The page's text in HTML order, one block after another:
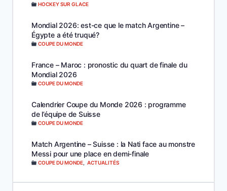
HOCKEY SUR GLACE
Mondial 2026: est-ce que le match Argentine –
Égypte a été truqué?
COUPE DU MONDE
France – Maroc : pronostic du quart de finale du
Mondial 2026
COUPE DU MONDE
Calendrier Coupe du Monde 2026 : programme
de l’équipe de Suisse
COUPE DU MONDE
Match Argentine – Suisse : la Nati face au monstre
Messi pour une place en demi-finale
COUPE DU MONDE ACTUALITÉS